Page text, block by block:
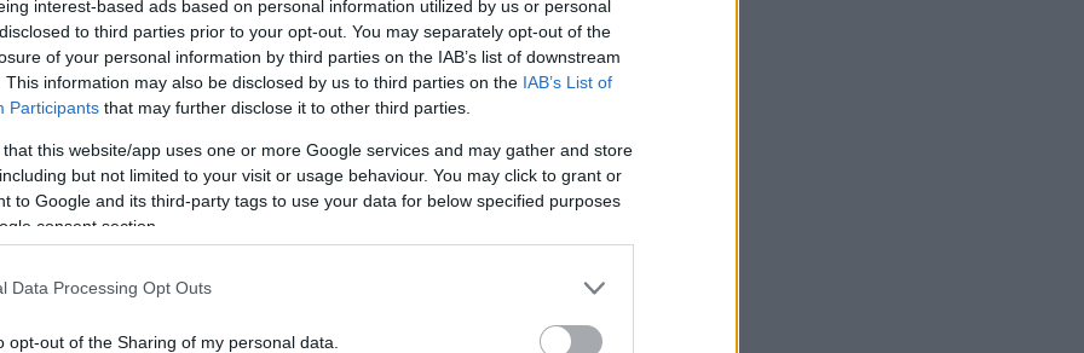
interest-based ads based on personal information utilized by us or personal
to third parties prior to your opt-out. You may separately opt-out of the
of your personal information by third parties on the IAB’s list of downstream
This information may also be disclosed by us to third parties on the IAB’s List of
Participants that may further disclose it to other third parties.
that this website/app uses one or more Google services and may gather and store
but not limited to your visit or usage behaviour. You may click to grant or
to Google and its third-party tags to use your data for below specified purposes
consent section.
Data Processing Opt Outs
opt-out of the Sharing of my personal data.
ερώτηση για τις δηλώσεις της ελληνικής ηγεσίας για τη
Εξωτερικών της Ρωσίας Σ. Λαβρόφ σχετικά με τα
το 2025